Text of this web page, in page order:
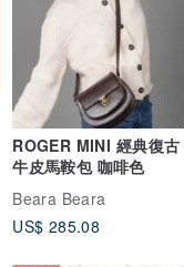
ROGER MINI 經典復古
牛皮馬鞍包 咖啡色
Beara Beara
US$ 285.08